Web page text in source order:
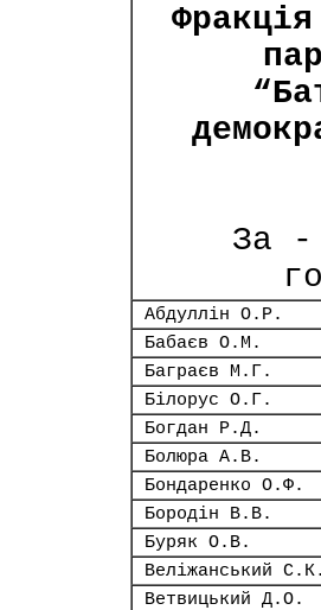
За -
Абдуллін О.Р.
Бабаєв О.М.
Баграєв М.Г.
Білорус О.Г.
Богдан Р.Д.
Болюра А.В.
Бондаренко О.Ф.
Бородін В.В.
Буряк О.В.
Веліжанський С.К.
Ветвицький Д.О.